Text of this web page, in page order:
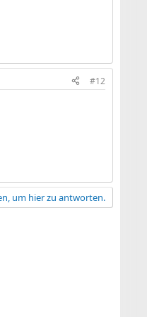
#12
um hier zu antworten.